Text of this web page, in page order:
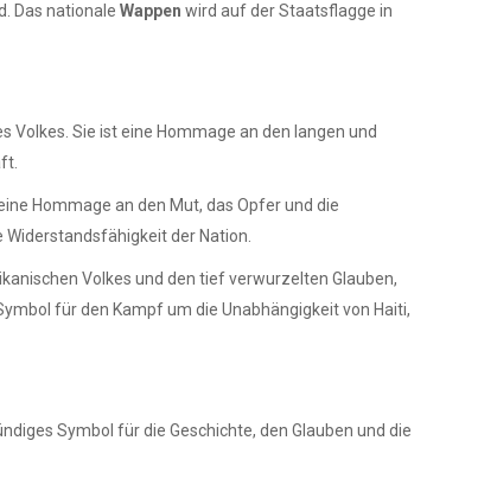
Das nationale Wappen wird auf der Staatsflagge in
Volkes. Sie ist eine Hommage an den langen und
Hommage an den Mut, das Opfer und die
der Nation.
Volkes und den tief verwurzelten Glauben,
für den Kampf um die Unabhängigkeit von Haiti,
Symbol für die Geschichte, den Glauben und die